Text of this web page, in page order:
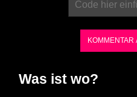
Was ist wo?